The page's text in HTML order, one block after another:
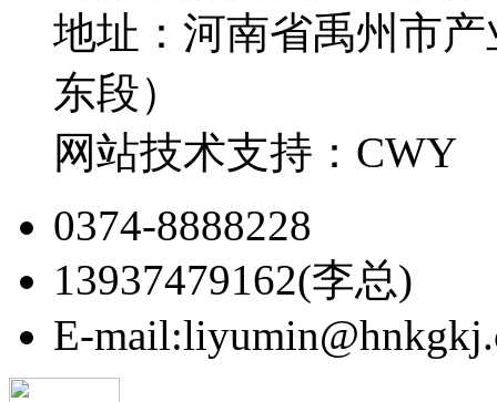
地址：河南省禹州市
东段）
网站技术支持：CWY
0374-8888228
13937479162(李总)
E-